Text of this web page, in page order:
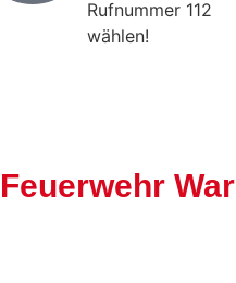
Rufnummer 112
wählen!
Feuerwehr